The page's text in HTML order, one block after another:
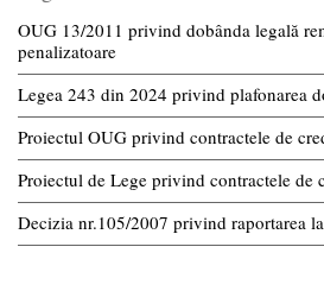
OUG 13/2011 privind dobânda legală
penalizatoare
Legea 243 din 2024 privind plafonarea
Proiectul OUG privind contractele de
Proiectul de Lege privind contractele de
Decizia nr.105/2007 privind raportarea